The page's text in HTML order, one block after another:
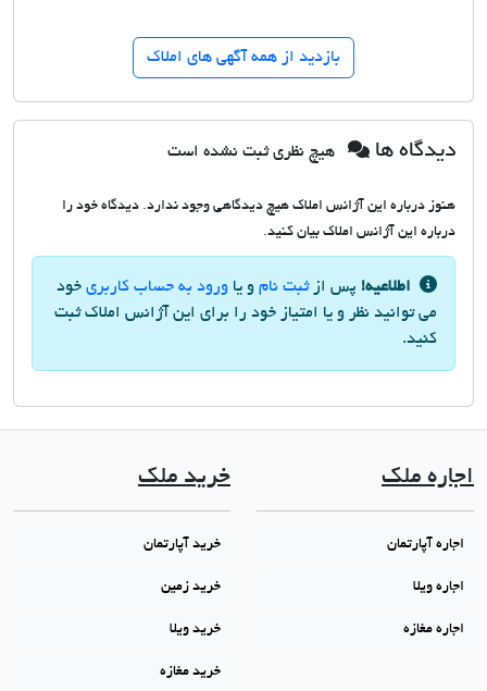
بازدید از همه آگهی های املاک
دیدگاه ها هیچ نظری ثبت نشده است
هنوز درباره این آژانس املاک هیچ دیدگاهی وجود ندارد. دیدگاه خود را
درباره این آژانس املاک بیان کنید.
اطلاعیه! پس ازثبت نام و یا ورود به حساب کاربری خود
می توانید نظر و یا امتیاز خود را برای این آژانس املاک ثبت
کنید.
اجاره ملک
اجاره آپارتمان
اجاره ویلا
اجاره مغازه
خرید ملک
خرید آپارتمان
خرید زمین
خرید ویلا
خرید مغازه